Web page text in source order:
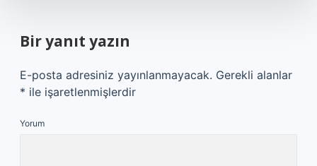
Bir yanıt yazın
E-posta adresiniz yayınlanmayacak. Gerekli alanlar
* ile işaretlenmişlerdir
Yorum